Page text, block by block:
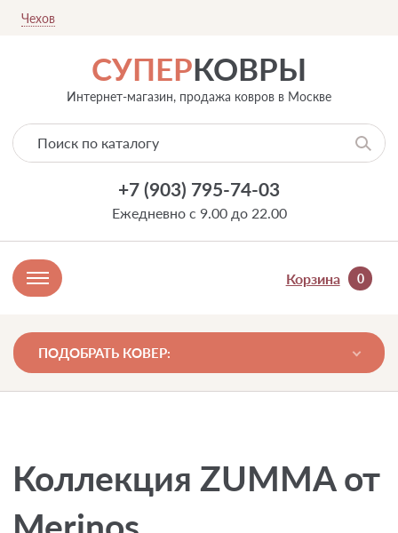
Чехов
СУПЕРКОВРЫ
Интернет-магазин, продажа ковров в Москве
+7 (903) 795-74-03
Ежедневно с 9.00 до 22.00
Корзина 0
ПОДОБРАТЬ КОВЕР:
Коллекция ZUMMA от